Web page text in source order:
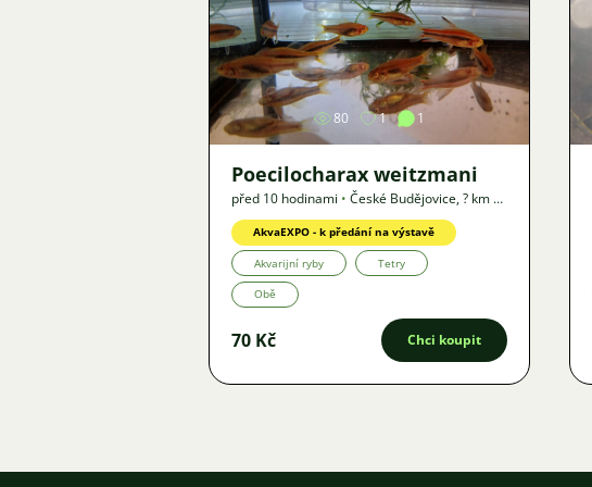
Obrázek
80 1 1
Poecilocharax weitzmani
před 10 hodinami • České Budějovice,? km •
Nabídka
AkvaEXPO - k předání na výstavě
Akvarijní ryby Tetry
Obě
70 Kč Chci koupit